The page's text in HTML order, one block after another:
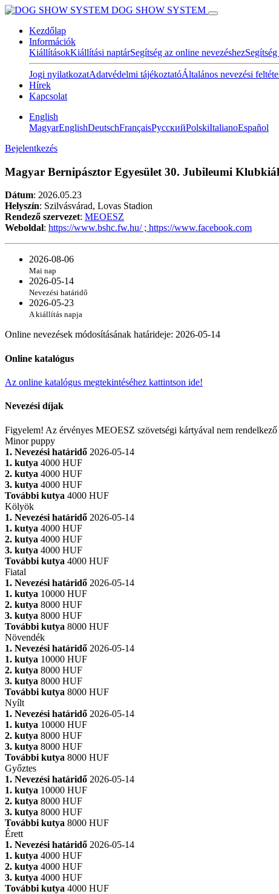
DOG SHOW SYSTEM
Kezdőlap
Információk
KiállításokKiállítási naptárSegítség az online nevezéshez
Jogi nyilatkozatAdatvédelmi tájékoztatóÁltalános nevezési
Hírek
Kapcsolat
English
MagyarEnglishDeutschFrançaisPусскийPolskiItalianoEspañol
Bejelentkezés
Magyar Bernipásztor Egyesület 30. Jubileumi
Dátum: 2026.05.23
Helyszín: Szilvásvárad, Lovas Stadion
Rendező szervezet: MEOESZ
Weboldal: https://www.bshc.fw.hu/ ; https://www.facebook.com
2026-08-06
Mai nap
2026-05-14
Nevezési határidő
2026-05-23
A kiállítás napja
Online nevezések módosításának határideje: 2026-05-14
Online katalógus
Az online katalógus megtekintéséhez kattintson ide!
Nevezési díjak
Figyelem! Az érvényes MEOESZ szövetségi kártyával nem
Minor puppy
1. Nevezési határidő 2026-05-14
1. kutya 4000 HUF
2. kutya 4000 HUF
3. kutya 4000 HUF
További kutya 4000 HUF
Kölyök
1. Nevezési határidő 2026-05-14
1. kutya 4000 HUF
2. kutya 4000 HUF
3. kutya 4000 HUF
További kutya 4000 HUF
Fiatal
1. Nevezési határidő 2026-05-14
1. kutya 10000 HUF
2. kutya 8000 HUF
3. kutya 8000 HUF
További kutya 8000 HUF
Növendék
1. Nevezési határidő 2026-05-14
1. kutya 10000 HUF
2. kutya 8000 HUF
3. kutya 8000 HUF
További kutya 8000 HUF
Nyílt
1. Nevezési határidő 2026-05-14
1. kutya 10000 HUF
2. kutya 8000 HUF
3. kutya 8000 HUF
További kutya 8000 HUF
Győztes
1. Nevezési határidő 2026-05-14
1. kutya 10000 HUF
2. kutya 8000 HUF
3. kutya 8000 HUF
További kutya 8000 HUF
Érett
1. Nevezési határidő 2026-05-14
1. kutya 4000 HUF
2. kutya 4000 HUF
3. kutya 4000 HUF
További kutya 4000 HUF